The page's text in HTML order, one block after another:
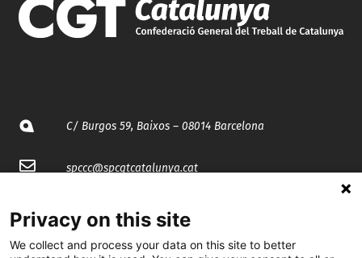
C/ Burgos 59, Baixos – 08014 Barcelona
spccc@spcgtcatalunya.cat
@CGTCatalunya
Privacy on this site
We collect and process your data on this site to better